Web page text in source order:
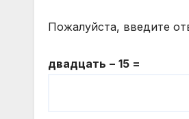
Пожалуйста, введите
двадцать − 15 =